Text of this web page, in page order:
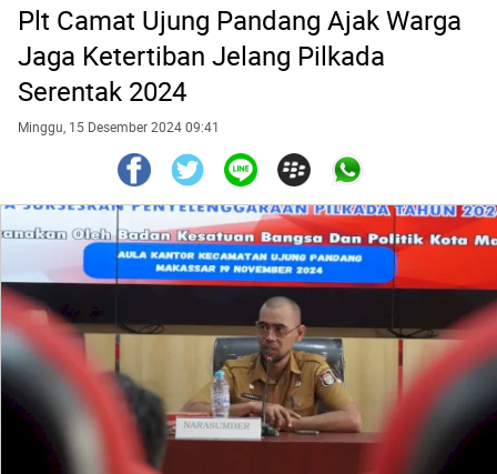
Plt Camat Ujung Pandang Ajak Warga
Jaga Ketertiban Jelang Pilkada
Serentak 2024
Minggu, 15 Desember 2024 09:41